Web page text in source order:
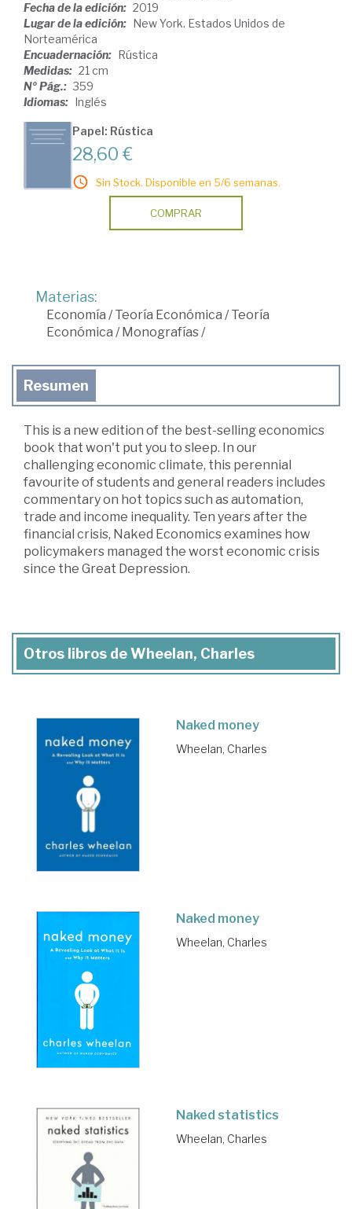
Fecha de la edición: 2019
Lugar de la edición: New York. Estados Unidos de
Norteamérica
Encuadernación: Rústica
Medidas: 21 cm
Nº Pág.: 359
Idiomas: Inglés
Papel: Rústica
28,60 €
Sin Stock. Disponible en 5/6 semanas.
COMPRAR
Materias:
Economía /Teoría Económica /Teoría
Económica /Monografías/
Resumen
This is a new edition of the best-selling economics
book that won't put you to sleep. In our
challenging economic climate, this perennial
favourite of students and general readers includes
commentary on hot topics such as automation,
trade and income inequality. Ten years after the
financial crisis, Naked Economics examines how
policymakers managed the worst economic crisis
since the Great Depression.
Otros libros de Wheelan, Charles
Naked money
Wheelan, Charles
Naked money
Wheelan, Charles
Naked statistics
Wheelan, Charles